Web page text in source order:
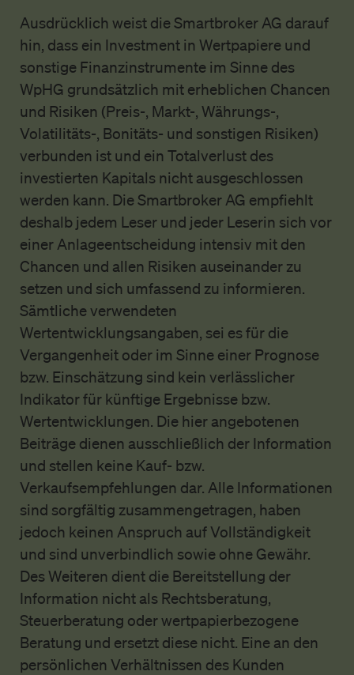
Ausdrücklich weist die Smartbroker AG darauf
hin, dass ein Investment in Wertpapiere und
sonstige Finanzinstrumente im Sinne des
WpHG grundsätzlich mit erheblichen Chancen
und Risiken (Preis-, Markt-, Währungs-,
Volatilitäts-, Bonitäts- und sonstigen Risiken)
verbunden ist und ein Totalverlust des
investierten Kapitals nicht ausgeschlossen
werden kann. Die Smartbroker AG empfiehlt
deshalb jedem Leser und jeder Leserin sich vor
einer Anlageentscheidung intensiv mit den
Chancen und allen Risiken auseinander zu
setzen und sich umfassend zu informieren.
Sämtliche verwendeten
Wertentwicklungsangaben, sei es für die
Vergangenheit oder im Sinne einer Prognose
bzw. Einschätzung sind kein verlässlicher
Indikator für künftige Ergebnisse bzw.
Wertentwicklungen. Die hier angebotenen
Beiträge dienen ausschließlich der Information
und stellen keine Kauf- bzw.
Verkaufsempfehlungen dar. Alle Informationen
sind sorgfältig zusammengetragen, haben
jedoch keinen Anspruch auf Vollständigkeit
und sind unverbindlich sowie ohne Gewähr.
Des Weiteren dient die Bereitstellung der
Information nicht als Rechtsberatung,
Steuerberatung oder wertpapierbezogene
Beratung und ersetzt diese nicht. Eine an den
persönlichen Verhältnissen des Kunden